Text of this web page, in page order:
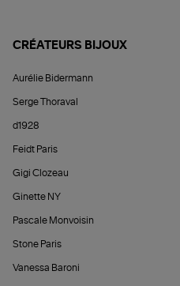
CRÉATEURS BIJOUX
Aurélie Bidermann
Serge Thoraval
d1928
Feidt Paris
Gigi Clozeau
Ginette NY
Pascale Monvoisin
Stone Paris
Vanessa Baroni